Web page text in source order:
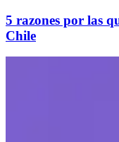
5 razones por las
Chile